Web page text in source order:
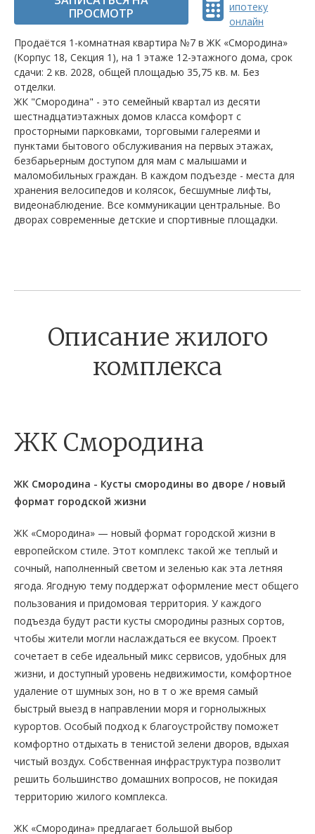
ПРОСМОТР
ипотеку
онлайн
Продаётся 1-комнатная квартира №7 в ЖК «Смородина»
(Корпус 18, Секция 1), на 1 этаже 12-этажного дома, срок
сдачи: 2 кв. 2028, общей площадью 35,75 кв. м. Без
отделки.
ЖК "Смородина" - это семейный квартал из десяти
шестнадцатиэтажных домов класса комфорт с
просторными парковками, торговыми галереями и
пунктами бытового обслуживания на первых этажах,
безбарьерным доступом для мам с малышами и
маломобильных граждан. В каждом подъезде - места для
хранения велосипедов и колясок, бесшумные лифты,
видеонаблюдение. Все коммуникации центральные. Во
дворах современные детские и спортивные площадки.
Описание жилого
комплекса
ЖК Смородина
ЖК Смородина - Кусты смородины во дворе / новый
формат городской жизни
ЖК «Смородина» — новый формат городской жизни в
европейском стиле. Этот комплекс такой же теплый и
сочный, наполненный светом и зеленью как эта летняя
ягода. Ягодную тему поддержат оформление мест общего
пользования и придомовая территория. У каждого
подъезда будут расти кусты смородины разных сортов,
чтобы жители могли наслаждаться ее вкусом. Проект
сочетает в себе идеальный микс сервисов, удобных для
жизни, и доступный уровень недвижимости, комфортное
удаление от шумных зон, но в т о же время самый
быстрый выезд в направлении моря и горнолыжных
курортов. Особый подход к благоустройству поможет
комфортно отдыхать в тенистой зелени дворов, вдыхая
чистый воздух. Собственная инфраструктура позволит
решить большинство домашних вопросов, не покидая
территорию жилого комплекса.
ЖК «Смородина» предлагает большой выбор